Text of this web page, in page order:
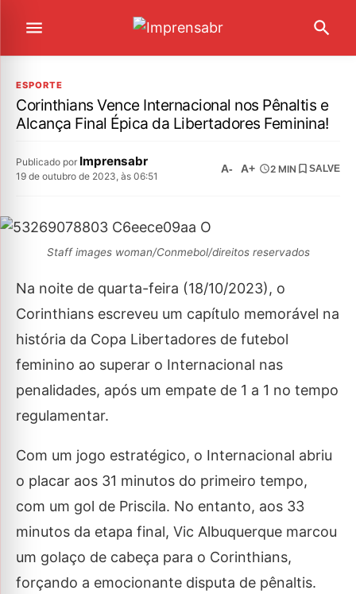
ESPORTE
Corinthians Vence Internacional nos Pênaltis e
Alcança Final Épica da Libertadores Feminina!
Publicado por Imprensabr
19 de outubro de 2023, às 06:51
A- A+ 2 MIN SALVE
Staff images woman/Conmebol/direitos reservados
Na noite de quarta-feira (18/10/2023), o
Corinthians escreveu um capítulo memorável na
história da Copa Libertadores de futebol
feminino ao superar o Internacional nas
penalidades, após um empate de 1 a 1 no tempo
regulamentar.
Com um jogo estratégico, o Internacional abriu
o placar aos 31 minutos do primeiro tempo,
com um gol de Priscila. No entanto, aos 33
minutos da etapa final, Vic Albuquerque marcou
um golaço de cabeça para o Corinthians,
forçando a emocionante disputa de pênaltis.